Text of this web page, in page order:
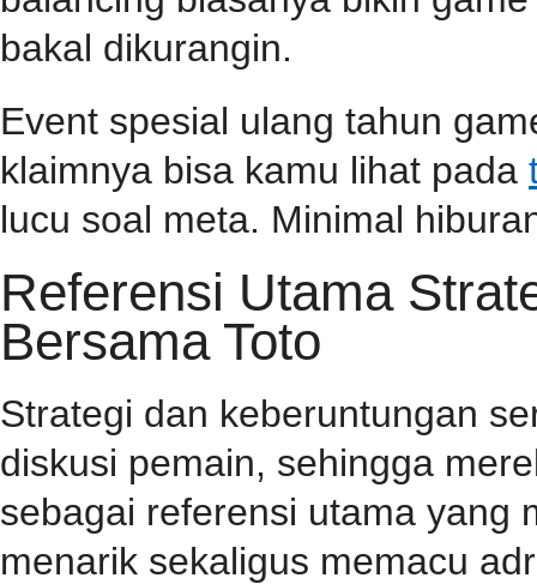
bakal dikurangin.
Event spesial ulang tahun
klaimnya bisa kamu lihat pada
lucu soal meta. Minimal
Referensi Utama
Bersama Toto
Strategi dan keberuntungan
diskusi pemain, sehingga
sebagai referensi utama yang
menarik sekaligus memacu